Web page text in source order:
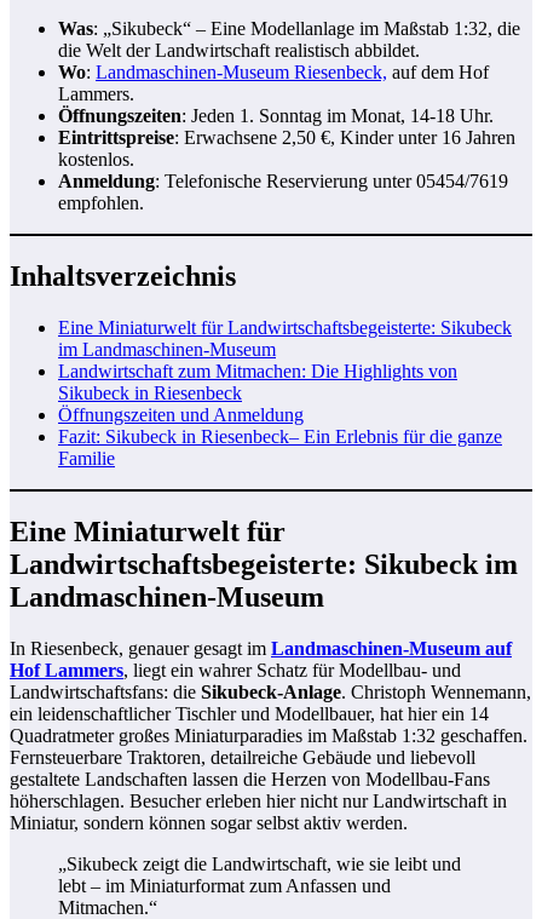
Was: „Sikubeck“ – Eine Modellanlage im Maßstab 1:32, die
die Welt der Landwirtschaft realistisch abbildet.
Wo: Landmaschinen-Museum Riesenbeck, auf dem Hof
Lammers.
Öffnungszeiten: Jeden 1. Sonntag im Monat, 14-18 Uhr.
Eintrittspreise: Erwachsene 2,50 €, Kinder unter 16 Jahren
kostenlos.
Anmeldung: Telefonische Reservierung unter 05454/7619
empfohlen.
Inhaltsverzeichnis
Eine Miniaturwelt für Landwirtschaftsbegeisterte: Sikubeck
im Landmaschinen-Museum
Landwirtschaft zum Mitmachen: Die Highlights von
Sikubeck in Riesenbeck
Öffnungszeiten und Anmeldung
Fazit: Sikubeck in Riesenbeck– Ein Erlebnis für die ganze
Familie
Eine Miniaturwelt für
Landwirtschaftsbegeisterte: Sikubeck im
Landmaschinen-Museum
In Riesenbeck, genauer gesagt im Landmaschinen-Museum auf
Hof Lammers, liegt ein wahrer Schatz für Modellbau- und
Landwirtschaftsfans: die Sikubeck-Anlage. Christoph Wennemann,
ein leidenschaftlicher Tischler und Modellbauer, hat hier ein 14
Quadratmeter großes Miniaturparadies im Maßstab 1:32 geschaffen.
Fernsteuerbare Traktoren, detailreiche Gebäude und liebevoll
gestaltete Landschaften lassen die Herzen von Modellbau-Fans
höherschlagen. Besucher erleben hier nicht nur Landwirtschaft in
Miniatur, sondern können sogar selbst aktiv werden.
„Sikubeck zeigt die Landwirtschaft, wie sie leibt und
lebt – im Miniaturformat zum Anfassen und
Mitmachen.“